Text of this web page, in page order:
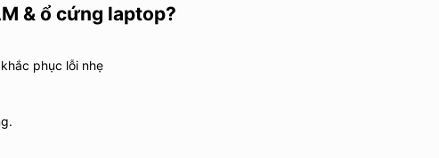
& ổ cứng laptop?
phục lỗi nhẹ